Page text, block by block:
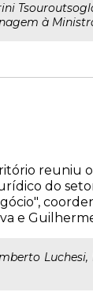
à
reuniu
do setor.
e